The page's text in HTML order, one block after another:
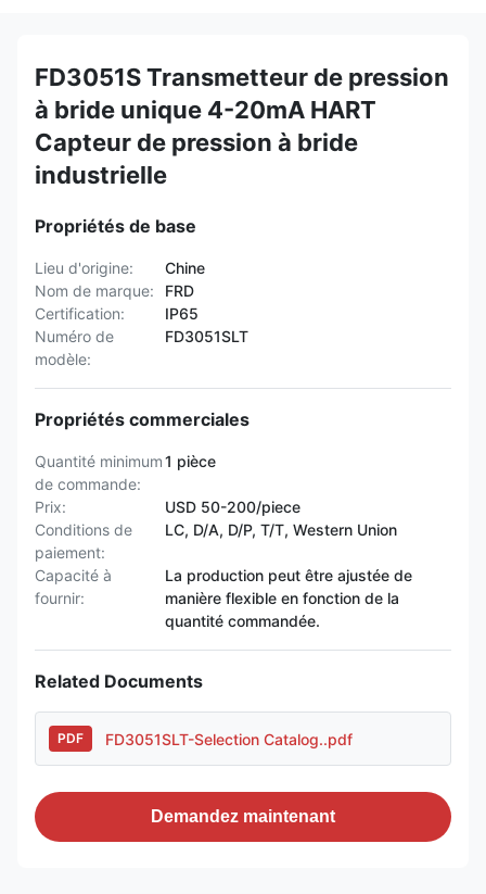
FD3051S Transmetteur de pression
à bride unique 4-20mA HART
Capteur de pression à bride
industrielle
Propriétés de base
Lieu d'origine:
Chine
Nom de marque:
FRD
Certification:
IP65
Numéro de
modèle:
FD3051SLT
Propriétés commerciales
Quantité minimum
de commande:
1 pièce
Prix:
USD 50-200/piece
Conditions de
paiement:
LC, D/A, D/P, T/T, Western Union
Capacité à
fournir:
La production peut être ajustée de
manière flexible en fonction de la
quantité commandée.
Related Documents
PDF FD3051SLT-Selection Catalog..pdf
Demandez maintenant